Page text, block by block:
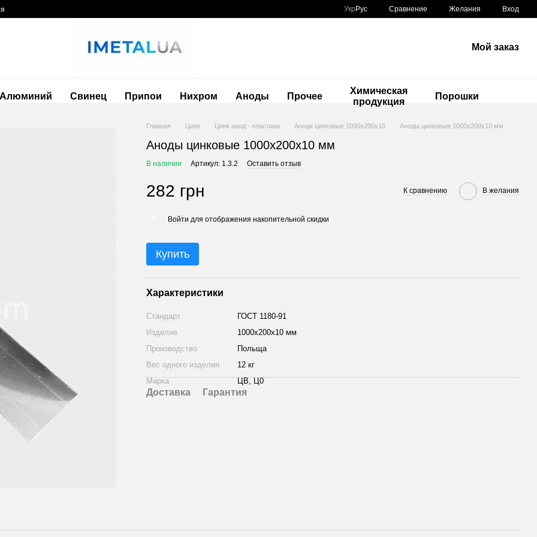
Укр Рус Сравнение Желания Вход
Мой заказ
Алюминий Свинец Припои Нихром Аноды Прочее
Химическая
продукция
Порошки
Главная Цинк Цинк анод - пластина Аноди цинковые 1000х200х10 Аноды цинковые 1000х200х10 мм
Аноды цинковые 1000х200х10 мм
В наличии Артикул: 1.3.2 Оставить отзыв
282 грн К сравнению В желания
Войти для отображения накопительной скидки
Купить
Характеристики
Стандарт
ГОСТ 1180-91
Изделие
1000х200х10 мм
Производство
Польща
Вес одного изделия
12 кг
Марка
ЦВ, Ц0
Доставка Гарантия